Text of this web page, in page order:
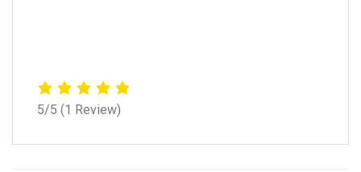
5/5 (1 Review)